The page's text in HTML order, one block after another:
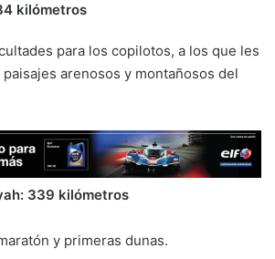
kilómetros
para los copilotos, a los que les
arenosos y montañosos del
339 kilómetros
y primeras dunas.